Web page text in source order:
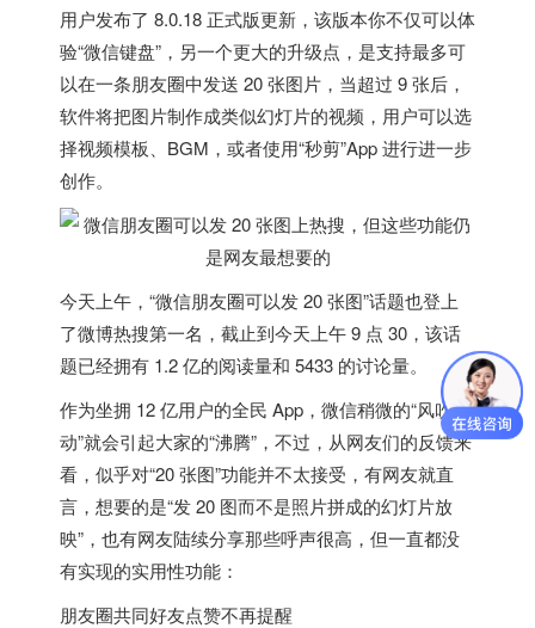
用户发布了 8.0.18 正式版更新，该版本你不仅可以体
验“微信键盘”，另一个更大的升级点，是支持最多可
以在一条朋友圈中发送 20 张图片，当超过 9 张后，
软件将把图片制作成类似幻灯片的视频，用户可以选
择视频模板、BGM，或者使用“秒剪”App 进行进一步
创作。
今天上午，“微信朋友圈可以发 20 张图”话题也登上
了微博热搜第一名，截止到今天上午 9 点 30，该话
题已经拥有 1.2 亿的阅读量和 5433 的讨论量。
作为坐拥 12 亿用户的全民 App，微信稍微的“风吹草
动”就会引起大家的“沸腾”，不过，从网友们的反馈来
看，似乎对“20 张图”功能并不太接受，有网友就直
言，想要的是“发 20 图而不是照片拼成的幻灯片放
映”，也有网友陆续分享那些呼声很高，但一直都没
有实现的实用性功能：
朋友圈共同好友点赞不再提醒